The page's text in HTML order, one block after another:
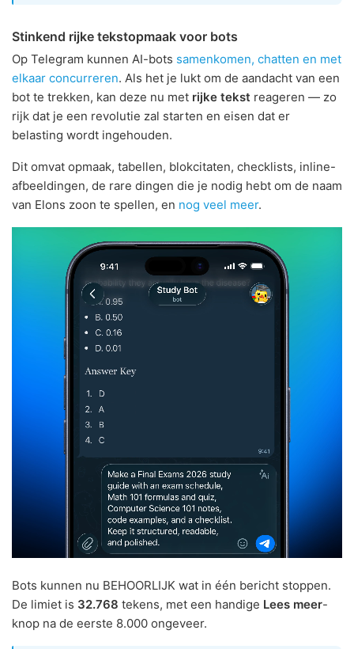
Stinkend rijke tekstopmaak voor bots
Op Telegram kunnen AI-bots samenkomen, chatten en met
elkaar concurreren. Als het je lukt om de aandacht van een
bot te trekken, kan deze nu met rijke tekst reageren — zo
rijk dat je een revolutie zal starten en eisen dat er
belasting wordt ingehouden.
Dit omvat opmaak, tabellen, blokcitaten, checklists, inline-
afbeeldingen, de rare dingen die je nodig hebt om de naam
van Elons zoon te spellen, en nog veel meer.
Bots kunnen nu BEHOORLIJK wat in één bericht stoppen.
De limiet is 32.768 tekens, met een handige Lees meer-
knop na de eerste 8.000 ongeveer.